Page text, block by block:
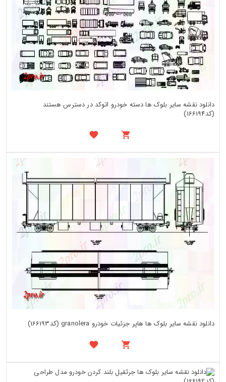
دانلود نقشه سایر بلوک ها دسته خودرو اتوکد در دسترس هستند
(کد166194)
دانلود نقشه سایر بلوک ها هاپر جزئیات خودرو granolera (کد166193)